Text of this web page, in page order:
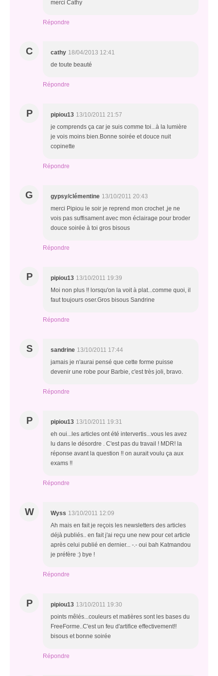
merci Cathy
Répondre
C cathy 18/04/2013 12:41
de toute beauté
Répondre
P pipiou13 13/10/2011 21:57
je comprends ça car je suis comme toi...à la lumière
je vois moins bien.Bonne soirée et douce nuit
copinette
Répondre
G gypsy/clémentine 13/10/2011 20:43
merci Pipiou le soir je reprend mon crochet ,je ne
vois pas suffisament avec mon éclairage pour broder
douce soirée à toi gros bisous
Répondre
P pipiou13 13/10/2011 19:39
Moi non plus !! lorsqu'on la voit à plat...comme quoi, il
faut toujours oser.Gros bisous Sandrine
Répondre
S sandrine 13/10/2011 17:44
jamais je n'aurai pensé que cette forme puisse
devenir une robe pour Barbie, c'est très joli, bravo.
Répondre
P pipiou13 13/10/2011 19:31
eh oui...les articles ont été intervertis...vous les avez
lu dans le désordre . C'est pas du travail ! MDR! la
réponse avant la question !! on aurait voulu ça aux
exams !!
Répondre
W Wyss 13/10/2011 12:09
Ah mais en fait je reçois les newsletters des articles
déjà publiés.. en fait j'ai reçu une new pour cet article
après celui publié en dernier... -.- oui bah Katmandou
je préfère :) bye !
Répondre
P pipiou13 13/10/2011 19:30
points mêlés...couleurs et matières sont les bases du
FreeForme..C'est un feu d'artifice effectivement!!
bisous et bonne soirée
Répondre